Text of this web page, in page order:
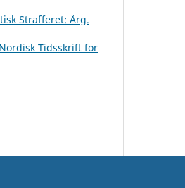
Strafferet: Årg.
Nordisk Tidsskrift for